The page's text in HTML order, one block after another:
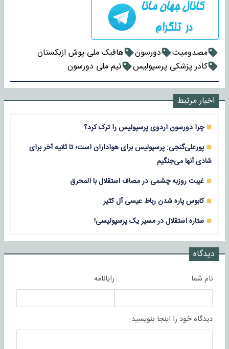
مصدومیت دورسون
هافبک ملی پوش ازبکستان
کادر پزشکی پرسپولیس
تیم ملی دورسون
اخبار مرتبط
چرا دورسون اردوی پرسپولیس را ترک کرد؟
پورعلی‌گنجی: پرسپولیس برای هواداران است؛ تا ثانیه آخر برای
شادی آنها می‌جنگیم
غیبت روزبه چشمی در مصاف استقلال با المحرق
کابوس پاره شدن رباط عیسی آل کثیر
ستاره استقلال در مسیر یک پرسپولیسی!
دیدگاه
نام شما رایانامه
دیدگاه خود را اینجا بنویسید: